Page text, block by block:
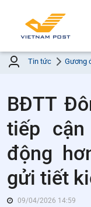
Tin tức Gương
BĐTT
tiếp cận
động
gửi tiết
09/04/2026 14:59